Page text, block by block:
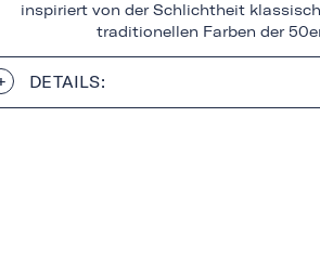
inspiriert von der Schlichtheit
traditionellen Farben der
DETAILS: